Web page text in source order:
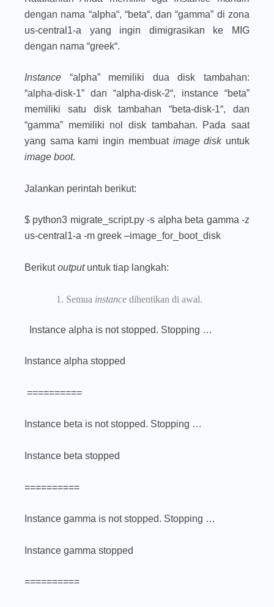
dengan nama “alpha“, “beta“, dan “gamma” di zona
us-central1-a yang ingin dimigrasikan ke MIG
dengan nama “greek“.
Instance “alpha” memiliki dua disk tambahan:
“alpha-disk-1” dan “alpha-disk-2“, instance “beta”
memiliki satu disk tambahan “beta-disk-1“, dan
“gamma” memiliki nol disk tambahan. Pada saat
yang sama kami ingin membuat image diskuntuk
image boot.
Jalankan perintah berikut:
$ python3 migrate_script.py -s alpha beta gamma -z
us-central1-a -m greek –image_for_boot_disk
Berikutoutputuntuk tiap langkah:
Semua instance dihentikan di awal.
Instance alpha is not stopped. Stopping …
Instance alpha stopped
==========
Instance beta is not stopped. Stopping …
Instance beta stopped
==========
Instance gamma is not stopped. Stopping …
Instance gamma stopped
==========